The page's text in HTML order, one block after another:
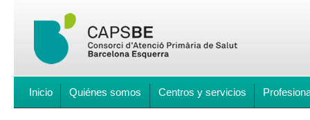
Inicio Quiénes somos Centros y servicios